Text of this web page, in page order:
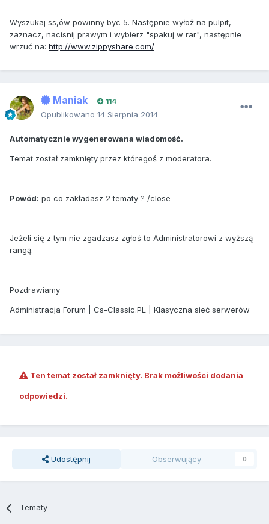
Wyszukaj ss,ów powinny byc 5. Następnie wyłoż na pulpit,
zaznacz, nacisnij prawym i wybierz "spakuj w rar", następnie
wrzuć na: http://www.zippyshare.com/
Maniak 114
Opublikowano 14 Sierpnia 2014
Automatycznie wygenerowana wiadomość.
Temat został zamknięty przez któregoś z moderatora.
Powód: po co zakładasz 2 tematy ? /close
Jeżeli się z tym nie zgadzasz zgłoś to Administratorowi z wyższą
rangą.
Pozdrawiamy
Administracja Forum | Cs-Classic.PL | Klasyczna sieć serwerów
Ten temat został zamknięty. Brak możliwości dodania
odpowiedzi.
Udostępnij Obserwujący 0
Tematy